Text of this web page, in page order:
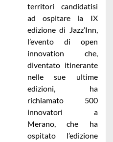
territori candidatisi
ad ospitare la IX
edizione di Jazz’Inn,
l’evento di open
innovation che,
diventato itinerante
nelle sue ultime
edizioni, ha
richiamato 500
innovatori a
Merano, che ha
ospitato l’edizione